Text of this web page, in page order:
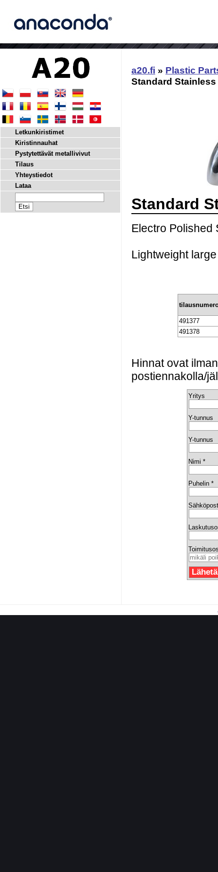
a20.fi » Plastic
Standard
Standard
Electro Polished
Lightweight
491377
491378
Hinnat ovat
postiennakolla/
Yritys
Y-tunnus
Y-tunnus
Nimi *
Puhelin *
Letkunkiristimet
Kiristinnauhat
Pystytettävät metallivivut
Tilaus
Yhteystiedot
Lataa